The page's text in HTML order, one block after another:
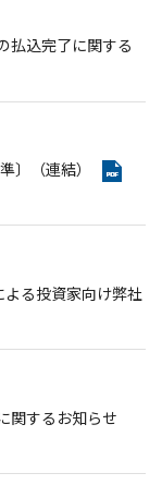
払込完了に関する
（連結）
よる投資家向け弊社
関するお知らせ